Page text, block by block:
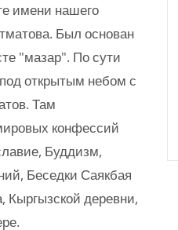
имени нашего
Был основан
"мазар". По сути
открытым небом с
Там
конфессий
Буддизм,
Беседки Саякбая
Кыргызской деревни,